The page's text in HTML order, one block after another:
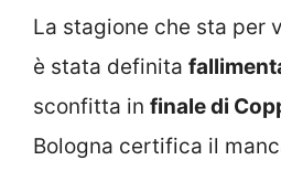
La stagione che sta per
è stata definita
sconfitta in finale di
Bologna certifica il